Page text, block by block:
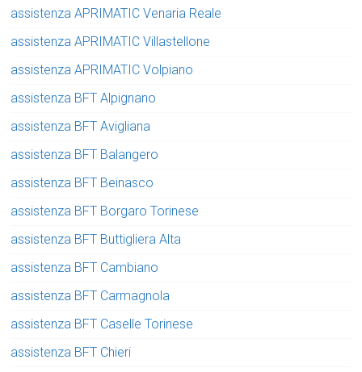
assistenza APRIMATIC Venaria Reale
assistenza APRIMATIC Villastellone
assistenza APRIMATIC Volpiano
assistenza BFT Alpignano
assistenza BFT Avigliana
assistenza BFT Balangero
assistenza BFT Beinasco
assistenza BFT Borgaro Torinese
assistenza BFT Buttigliera Alta
assistenza BFT Cambiano
assistenza BFT Carmagnola
assistenza BFT Caselle Torinese
assistenza BFT Chieri